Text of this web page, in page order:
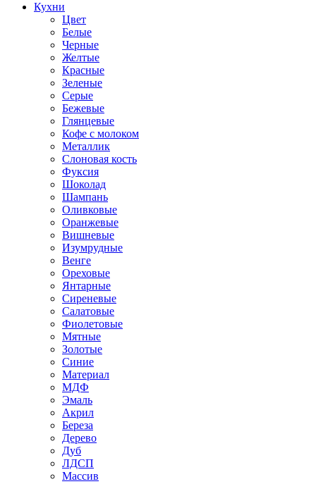
Кухни
Цвет
Белые
Черные
Желтые
Красные
Зеленые
Серые
Бежевые
Глянцевые
Кофе с молоком
Металлик
Слоновая кость
Фуксия
Шоколад
Шампань
Оливковые
Оранжевые
Вишневые
Изумрудные
Венге
Ореховые
Янтарные
Сиреневые
Салатовые
Фиолетовые
Мятные
Золотые
Синие
Материал
МДФ
Эмаль
Акрил
Береза
Дерево
Дуб
ЛДСП
Массив